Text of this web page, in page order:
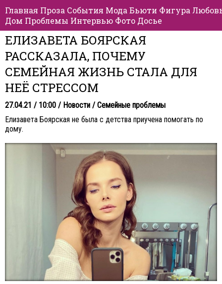
Главная Проза События Мода Бьюти Фигура
Дом Проблемы Интервью Фото Досье
ЕЛИЗАВЕТА БОЯРСКАЯ
РАССКАЗАЛА, ПОЧЕМУ
СЕМЕЙНАЯ ЖИЗНЬ СТАЛА ДЛЯ
НЕЁ СТРЕССОМ
27.04.21 / 10:00 / Новости / Семейные проблемы
Елизавета Боярская не была с детства приучена помогать по
дому.